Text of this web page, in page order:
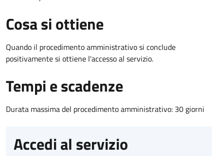
Cosa si ottiene
Quando il procedimento amministrativo si conclude
positivamente si ottiene l'accesso al servizio.
Tempi e scadenze
Durata massima del procedimento amministrativo: 30 giorni
Accedi al servizio